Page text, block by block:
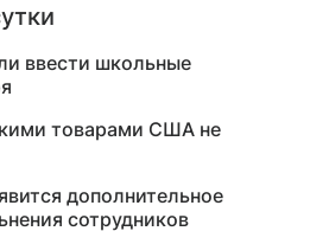
ввести школьные
товарами США не
дополнительное
сотрудников